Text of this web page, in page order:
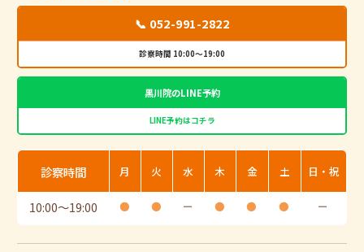
📞 052-991-2822
診察時間 10:00～19:00
黒川院のLINE予約
LINE予約はコチラ
診察時間 月 火 水 木 金 土 日・祝
10:00〜19:00 ● ● ー ● ● ● ー